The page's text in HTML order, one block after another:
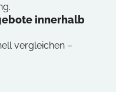
innerhalb
vergleichen –